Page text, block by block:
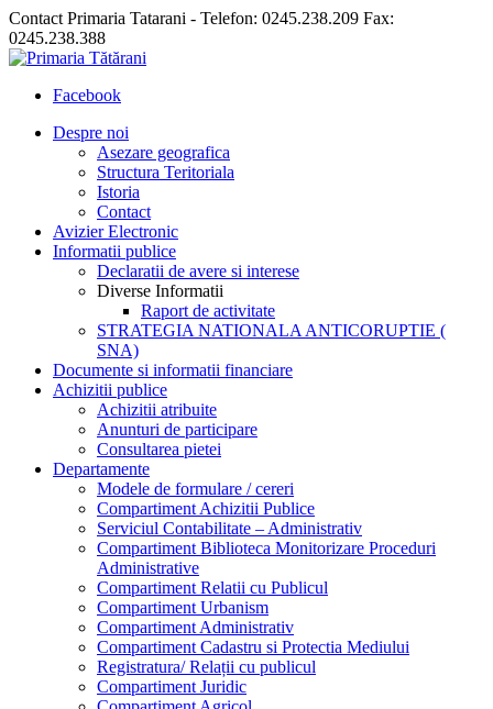
Contact Primaria Tatarani - Telefon: 0245.238.209 Fax:
0245.238.388
Facebook
Despre noi
Asezare geografica
Structura Teritoriala
Istoria
Contact
Avizier Electronic
Informatii publice
Declaratii de avere si interese
Diverse Informatii
Raport de activitate
STRATEGIA NATIONALA ANTICORUPTIE (
SNA)
Documente si informatii financiare
Achizitii publice
Achizitii atribuite
Anunturi de participare
Consultarea pietei
Departamente
Modele de formulare / cereri
Compartiment Achizitii Publice
Serviciul Contabilitate – Administrativ
Compartiment Biblioteca Monitorizare Proceduri
Administrative
Compartiment Relatii cu Publicul
Compartiment Urbanism
Compartiment Administrativ
Compartiment Cadastru si Protectia Mediului
Registratura/ Relații cu publicul
Compartiment Juridic